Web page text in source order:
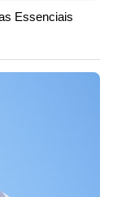
Essenciais